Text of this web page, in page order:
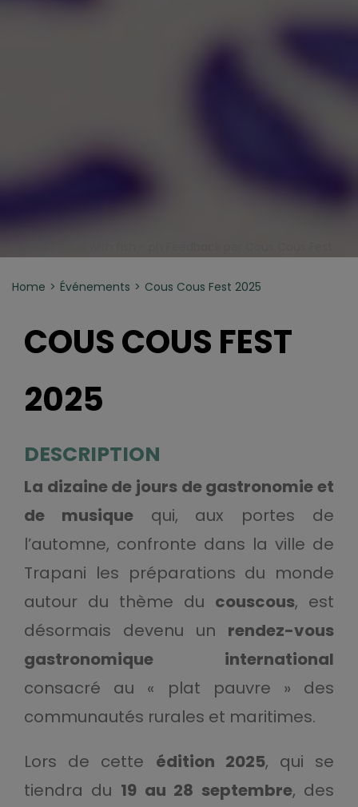
Home Événements Cous Cous Fest 2025
COUS COUS FEST
2025
DESCRIPTION
La dizaine de jours de gastronomie et
de musiquequi, aux portes de
l’automne, confronte dans la ville de
Trapani les préparations du monde
autour du thème du couscous, est
désormais devenu un rendez-vous
gastronomique international
consacré au « plat pauvre » des
communautés rurales et maritimes.
Lors de cette édition 2025, qui se
tiendra du 19 au 28 septembre, des